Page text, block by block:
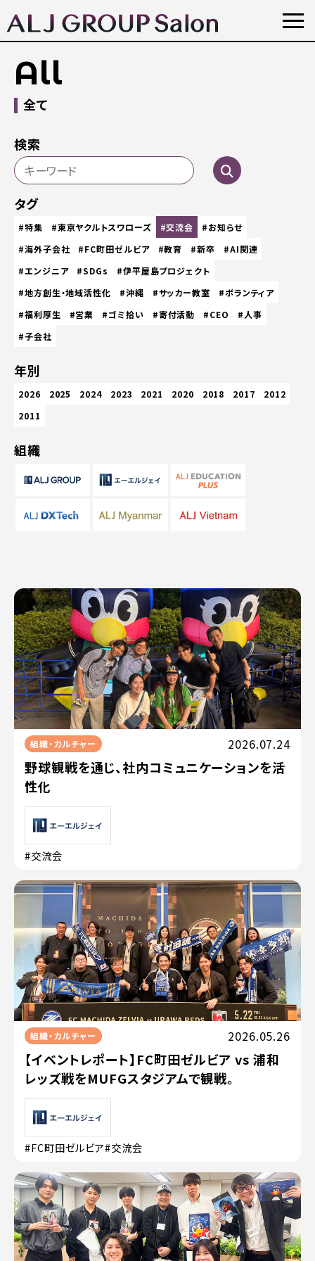
All
全て
検索
タグ
#特集 #東京ヤクルトスワローズ #交流会
#お知らせ
#海外子会社
#FC町田ゼルビア #教育 #新卒
#AI関連
#エンジニア
#SDGs
#伊平屋島プロジェクト
#地方創生・地域活性化
#沖縄 #サッカー教室
#ボランティア
#福利厚生
#営業 #ゴミ拾い #寄付活動 #CEO
#人事
#子会社
年別
2026 2025 2024 2023 2021 2020 2018 2017
2012
2011
組織
組織・カルチャー 2026.07.24
野球観戦を通じ、社内コミュニケーションを活
性化
#交流会
組織・カルチャー 2026.05.26
【イベントレポート】FC町田ゼルビア vs 浦和
レッズ戦をMUFGスタジアムで観戦。
#FC町田ゼルビア#交流会